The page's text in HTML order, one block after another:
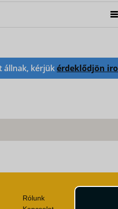
állnak, kérjükérdeklődjön
Rólunk